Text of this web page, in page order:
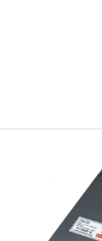
Mua hàng